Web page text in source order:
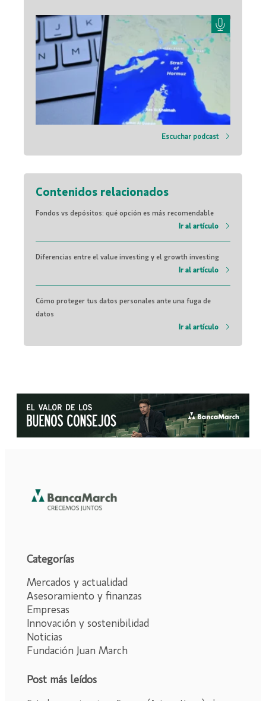
Escuchar podcast
Contenidos relacionados
Fondos vs depósitos: qué opción es más recomendable
Ir al artículo
Diferencias entre el value investing y el growth investing
Ir al artículo
Cómo proteger tus datos personales ante una fuga de
datos
Ir al artículo
Categorías
Mercados y actualidad
Asesoramiento y finanzas
Empresas
Innovación y sostenibilidad
Noticias
Fundación Juan March
Post más leídos